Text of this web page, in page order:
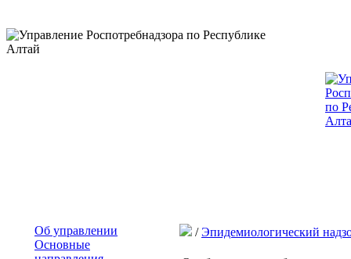
Об управлении
Основные
/Эпидемиологический